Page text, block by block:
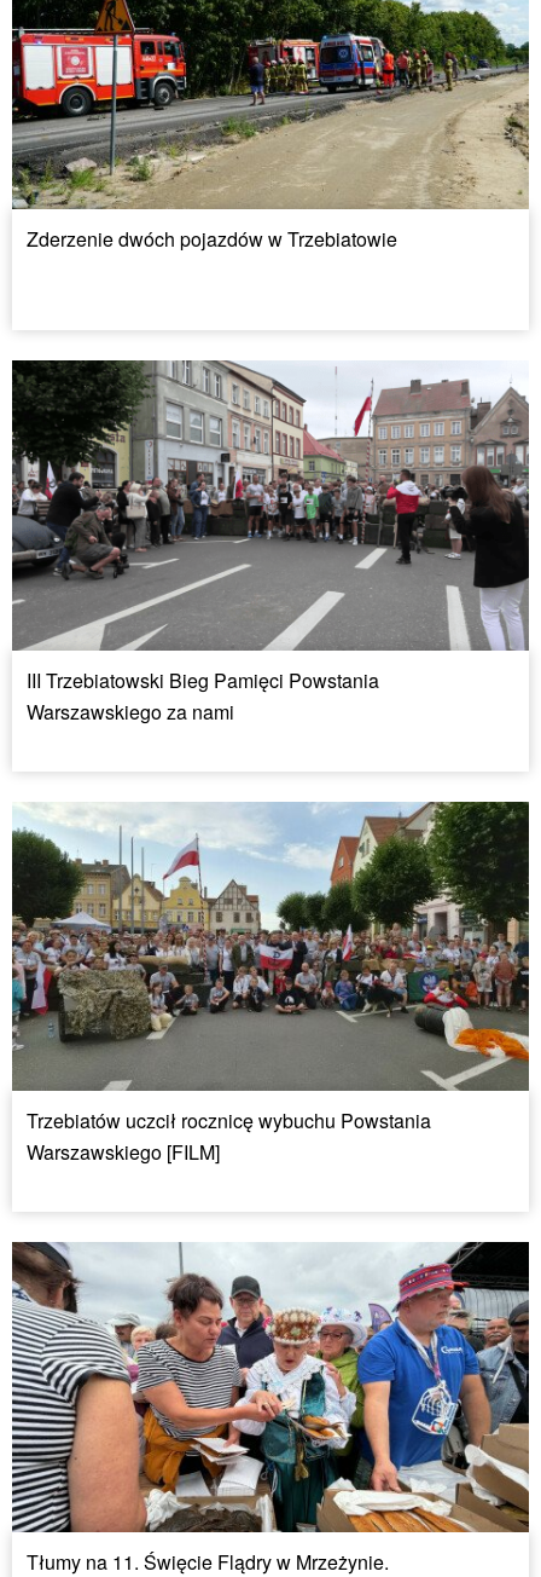
Zderzenie dwóch pojazdów w Trzebiatowie
III Trzebiatowski Bieg Pamięci Powstania
Warszawskiego za nami
Trzebiatów uczcił rocznicę wybuchu Powstania
Warszawskiego [FILM]
Tłumy na 11. Święcie Flądry w Mrzeżynie.